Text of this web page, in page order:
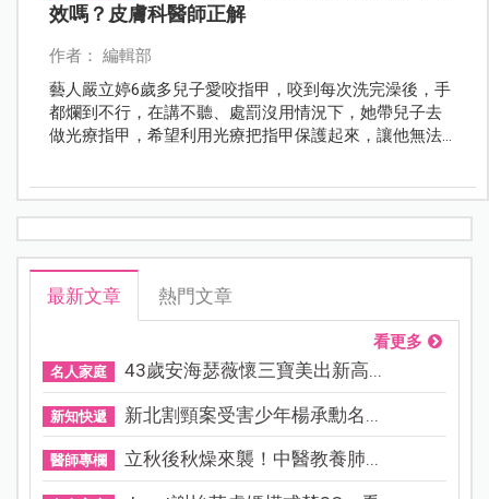
效嗎？皮膚科醫師正解
作者： 編輯部
藝人嚴立婷6歲多兒子愛咬指甲，咬到每次洗完澡後，手
都爛到不行，在講不聽、處罰沒用情況下，她帶兒子去
做光療指甲，希望利用光療把指甲保護起來，讓他無法
最新文章 熱門文章
看更多
名人家庭 43歲安海瑟薇懷三寶美出新高...
新知快遞 新北割頸案受害少年楊承勳名...
醫師專欄 立秋後秋燥來襲！中醫教養肺...